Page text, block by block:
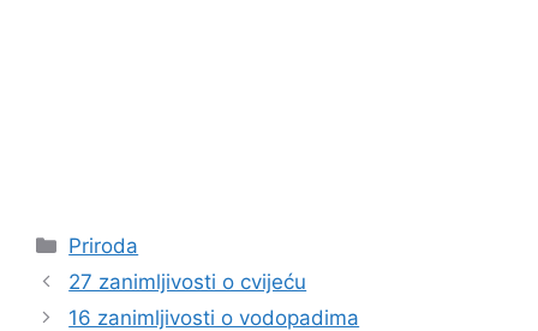
Kategorije
Priroda
27 zanimljivosti o cvijeću
16 zanimljivosti o vodopadima